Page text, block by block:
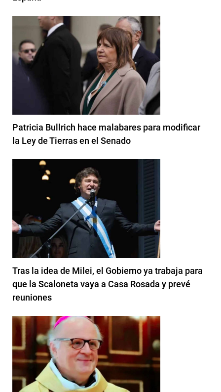
Patricia Bullrich hace malabares para modificar
la Ley de Tierras en el Senado
Tras la idea de Milei, el Gobierno ya trabaja para
que la Scaloneta vaya a Casa Rosada y prevé
reuniones